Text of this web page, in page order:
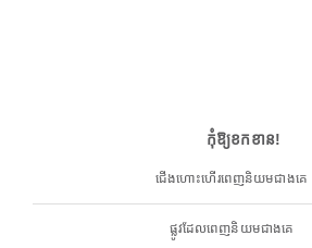
កុំឱ្យខកខាន!
ជើងហោះហើរពេញនិយមជាងគេ
ផ្លូវដែលពេញនិយមជាងគេ